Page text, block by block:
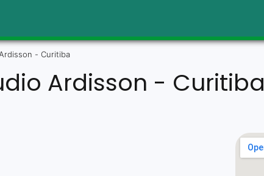
- Curitiba
Ardisson - Curitiba